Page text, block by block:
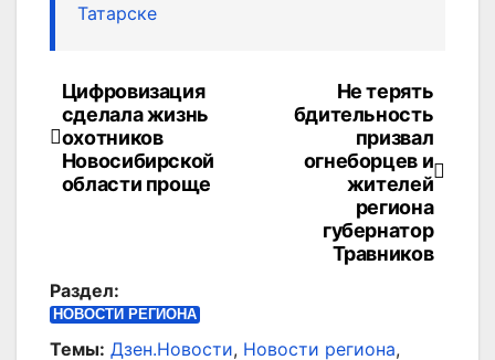
Татарске
Навигация
по
записям
Не терять
бдительность
призвал
огнеборцев и
жителей
региона
губернатор
Травников
Цифровизация
сделала жизнь
охотников
Новосибирской
области проще
Раздел:
НОВОСТИ РЕГИОНА
Темы: Дзен.Новости, Новости региона,